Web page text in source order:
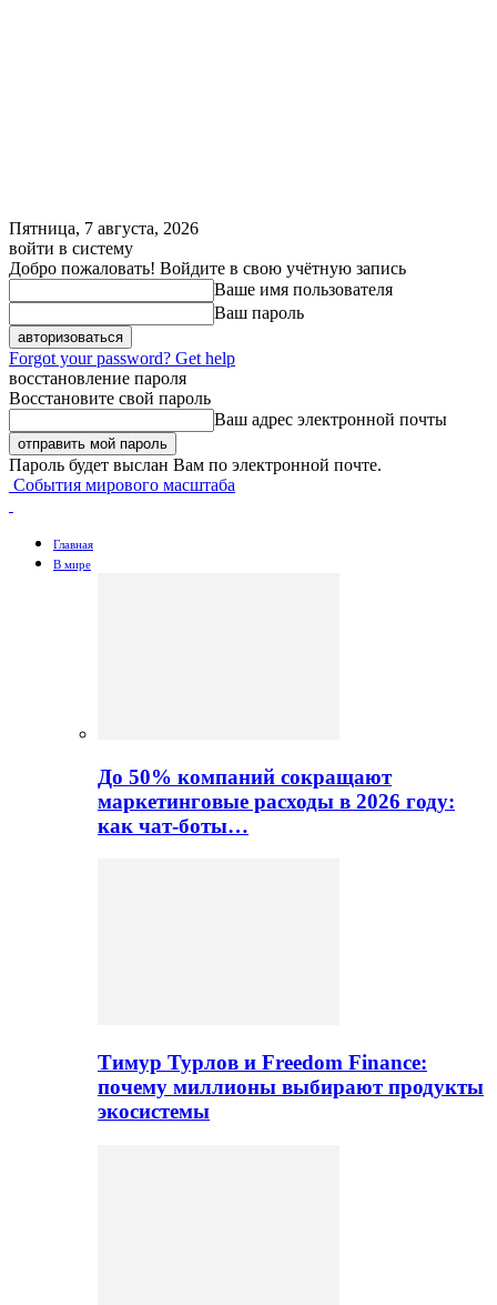
Пятница, 7 августа, 2026
войти в систему
Добро пожаловать! Войдите в свою учётную запись
Ваше имя пользователя
Ваш пароль
Forgot your password? Get help
восстановление пароля
Восстановите свой пароль
Ваш адрес электронной почты
Пароль будет выслан Вам по электронной почте.
События мирового масштаба
Главная
В мире
До 50% компаний сокращают
маркетинговые расходы в 2026 году:
как чат-боты…
Тимур Турлов и Freedom Finance:
почему миллионы выбирают продукты
экосистемы